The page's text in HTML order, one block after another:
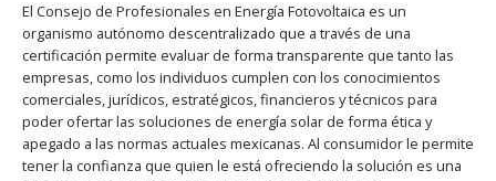
El Consejo de Profesionales en Energía Fotovoltaica es un
organismo autónomo descentralizado que a través de una
certificación permite evaluar de forma transparente que tanto las
empresas, como los individuos cumplen con los conocimientos
comerciales, jurídicos, estratégicos, financieros y técnicos para
poder ofertar las soluciones de energía solar de forma ética y
apegado a las normas actuales mexicanas. Al consumidor le permite
tener la confianza que quien le está ofreciendo la solución es una